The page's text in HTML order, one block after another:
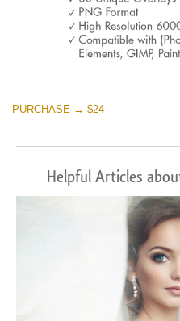
PURCHASE → $24
Helpful Articles